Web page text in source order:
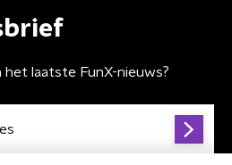
laatste FunX-nieuws?